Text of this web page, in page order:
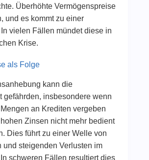
Überhöhte Vermögenspreise
und es kommt zu einer
vielen Fällen mündet diese in
Krise.
als Folge
kann die
gefährden, insbesondere wenn
an Krediten vergeben
Zinsen nicht mehr bedient
Dies führt zu einer Welle von
und steigenden Verlusten im
schweren Fällen resultiert dies